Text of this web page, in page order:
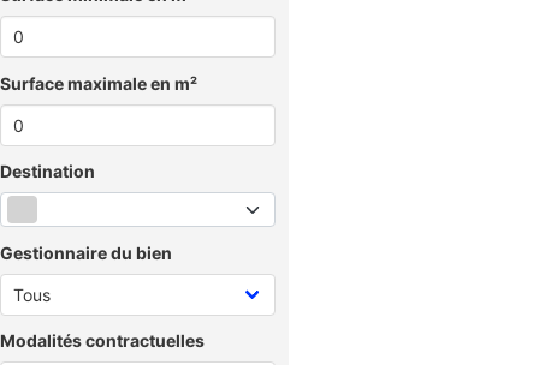
Surface maximale en m²
Destination
Gestionnaire du bien
Modalités contractuelles